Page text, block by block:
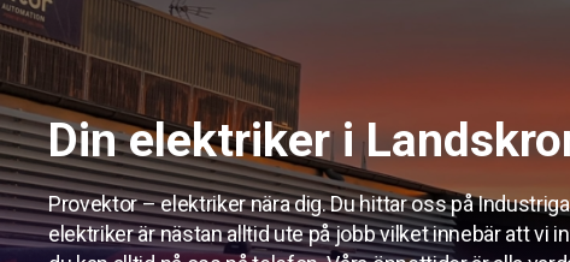
Din elektriker i
Provektor – elektriker nära dig. Du hittar oss på
elektriker är nästan alltid ute på jobb vilket innebär att vi